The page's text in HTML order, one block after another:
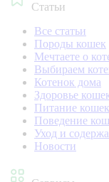
Статьи
Все статьи
Породы кошек
Мечтаете о
Выбираем
Котенок дома
Здоровье
Питание кошек
Поведение
Уход и
Новости